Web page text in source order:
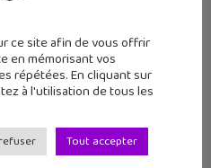
de
viv...
ce site afin de vous offrir
en mémorisant vos
répétées. En cliquant sur
à l'utilisation de tous les
Tout accepter